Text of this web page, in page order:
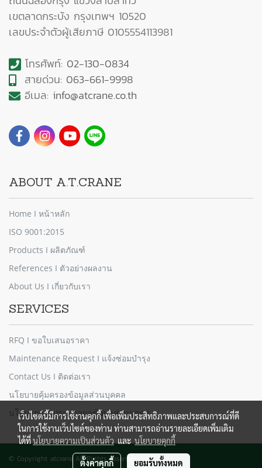
เขตลาดกระบัง กรุงเทพฯ 10520
เลขประจำตัวผู้เสียภาษี 0105554113981
โทรศัพท์: 02-130-0834
สายด่วน: 063-661-9998
อีเมล: info@atcrane.co.th
ABOUT A.T.CRANE
Home I หน้าหลัก
ISO 9001:2015
Products I ผลิตภัณฑ์
References I ตัวอย่างผลงาน
About Us I เกี่ยวกับเรา
SERVICES
RFQ I ขอใบเสนอราคา
Maintenance Request I แจ้งซ่อมบำรุง
Contact Us I ติดต่อเรา
นโยบายคุ้มครองข้อมูลส่วนบุคคล
นโยบายการประมวลผลข้อมูลส่วนบุคคล
© Copyright atcrane All Rights Reserved.
เว็บไซต์นี้มีการใช้งานคุกกี้ เพื่อเพิ่มประสิทธิภาพและประสบการณ์ที่ดี
ในการใช้งานเว็บไซต์ของท่าน ท่านสามารถอ่านรายละเอียดเพิ่มเติม
ได้ที่นโยบายความเป็นส่วนตัว และ นโยบายคุกกี้
ตั้งค่าคุกกี้ ยอมรับทั้งหมด